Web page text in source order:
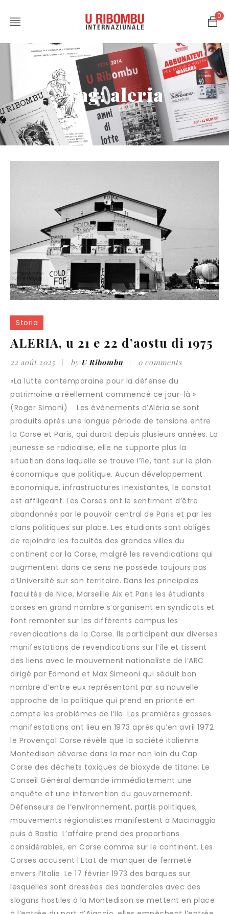
0
Tag: aleria
Storia
ALERIA, u 21 e 22 d’aostu di 1975
22 août 2025 by U Ribombu 0 comments
«La lutte contemporaine pour la défense du patrimoine a réellement commencé ce jour-là » (Roger Simoni) Les évènements d’Aléria se sont produits après une longue période de tensions entre la Corse et Paris, qui durait depuis plusieurs années. La jeunesse se radicalise, elle ne supporte plus la situation dans laquelle se trouve l’île, tant sur le plan économique que politique. Aucun développement économique, infrastructures inexistantes, le constat est affligeant. Les Corses ont le sentiment d’être abandonnés par le pouvoir central de Paris et par les clans politiques sur place. Les étudiants sont obligés de rejoindre les facultés des grandes villes du continent car la Corse, malgré les revendications qui augmentent dans ce sens ne possède toujours pas d’Université sur son territoire. Dans les principales facultés de Nice, Marseille Aix et Paris les étudiants corses en grand nombre s’organisent en syndicats et font remonter sur les différents campus les revendications de la Corse. Ils participent aux diverses manifestations de revendications sur l’île et tissent des liens avec le mouvement nationaliste de l’ARC dirigé par Edmond et Max Simeoni qui séduit bon nombre d’entre eux représentant par sa nouvelle approche de la politique qui prend en priorité en compte les problèmes de l’ile. Les premières grosses manifestations ont lieu en 1973 après qu’en avril 1972 le Provençal Corse révèle que la société italienne Montedison déverse dans la mer non loin du Cap Corse des déchets toxiques de bioxyde de titane. Le Conseil Général demande immédiatement une enquête et une intervention du gouvernement. Défenseurs de l’environnement, partis politiques, mouvements régionalistes manifestent à Macinaggio puis à Bastia. L’affaire prend des proportions considérables, en Corse comme sur le continent. Les Corses accusent l’Etat de manquer de fermeté envers l’Italie. Le 17 février 1973 des barques sur lesquelles sont dressées des banderoles avec des slogans hostiles à la Montedison se mettent en place à l’entrée du port d’Ajaccio, elles empêchent l’entrée du Monte Cinto puis du Napoléon dans le port. Simultanément à Bastia, les embarcations de manifestants empêchent l’entrée du Fred Scamaroni. A 17h une grande manifestation est organisée à Bastia. Le rassemblement a lieu devant le Palais de justice et derrière une banderole « Halte aux boues rouges, légitime défense » le cortège descend le boulevard Paoli vers la sous- préfecture. Plus de 3000 personnes se retrouvent devant les grilles du bâtiment. Lorsque la délégation menée par Edmond Simeoni se présente pour entrer, un groupe force le passage et s’engouffre dans les locaux. Quelques bureaux sont saccagés, les dossiers jetés par les fenêtres, le drapeau à tête de maure hissé au balcon du bâtiment. La manifestation dégénère, le sous-préfet Miguet est molesté, il lui est reproché ses prises de position politiques partisanes. Edmond Simeoni porte-parole de l’ARC et Vincent Duriani adjoint communiste au maire de Bastia sont arrêtés et emprisonnés pendant 10 jours. Le 26 février 1973 à l’appel du comité anti boues rouges d’Ajaccio la grève générale est déclarée et largement suivie dans l’île. Des manifestations ont lieu également à Toulon et Marseille. Le 15 septembre 1973 à Livourne est prononcé un jugement interdisant l’appareillage des deux bateaux de la Montedison concernés par le déversement des boues rouges. Dans la baie de Follonica un de ces navires est plastiqué et mis hors d’état de nuire pendant plusieurs semaines. Paris Match dévoilera sous la plume du journaliste François Peretti que l’action a été menée par le « Fronte paesanu corsu di liberazione » organisation clandestine créée depuis peu. En mai 1973, à Marseille dans le grand amphithéâtre de la faculté des sciences se tient un meeting pour faire état de la situation, il est suivi d’un important défilé dans les rues de la ville, pour la première fois, on entend le Diu Salvi Regina sur la Canebière. Le procès aura lieu le 27 avril à Livourne. Le Conseil Général de la Corse représenté par Ambroise Fieschi, vice-président, les villes de Bastia, Marseille et Nice, la jeune Chambre Economique d’Ajaccio ont été déboutés de leurs demandes de constitution de partie civile. Malgré cela, les divers experts italiens et français ont démontré les actions polluantes de la Montedison qui condamnée a accepté de recycler à terre les déchets, et d’autre part de procéder avant 1975 à l’installation des épurateurs qui entraineront la cessation de toute immersion des déchets en Méditerranée. Dans la même période, les revendications des agriculteurs sont nombreuses. Ils revendiquent une égalité de traitement avec les rapatriés d’Algérie qui bénéficiaient d’aides de l’Etat pour s’installer avec un taux plus favorable que celui accordé aux jeunes agriculteurs corses. A la fin des années 1950, l’Etat français a lancé un programme de valorisation de la plaine orientale. Les rapatriés d’Algérie seront environ 20000 à bénéficier de l’essentiel des lots distribués dans des conditions financières jamais consenties aux jeunes agriculteurs insulaires. En 1957 est créée la SOMIVAC, société d’économie mixte qui a pour objet officiellement la mise en valeur de la plaine orientale alors en friche. La création d’exploitations agricoles débute à Ghisonaccia sur « la terre des communs » d’Alzitone où une vingtaine de lots d’une superficie de 30 hectares chacun furent aménagés. Ces terres depuis toujours dans l’indivision appartiennent à l’ensemble des habitants de plusieurs villages alentour. Ils pouvaient cultiver une parcelle de ces terrains comme ils le voulaient. Si la parcelle restait inculte pendant trois années consécutives, n’importe quel ressortissant du canton pouvait en disposer. Personne ne s’opposa à cette transaction avec la SOMIVAC car la population considérait que c’était un bien pour le canton. Des fermes furent créées, entièrement équipées d’un réseau d’irrigation. Chacune d’entre elle possédait une maison d’habitation et un bâtiment d’exploitation. Un bail symbolique de 50 ans était proposé avec un cahier des charges imposant la pratique des cultures irriguées. Les candidats devaient payer 50.000 francs à la signature. Cette somme importante à l’époque a découragé bon nombre de jeunes agriculteurs insulaires. La quasi-totalité des lots SOMIVAC d’Alzitone fut attribuée aux rapatriés d’Algérie en suspendant l’obligation de paiement à la signature ainsi que le respect du cahier des charges. Des crédits spéciaux furent accordés à la SOMIVAC par l’Etat pour continuer l’œuvre de réinstallation en achetant 2000 hectares du domaine de la FORTEF à Prunelli di Fiumorbu. La population locale qui avait accepté que les rapatriés qui avaient tout perdu retrouvent un toit et la possibilité de travailler la terre comme ils le faisaient dans la Mitidja en Algérie, commença à se rebeller lorsqu’elle réalisa qu’on allait encore attribuer la prochaine tranche aux rapatriés alors que ceux qui avaient choisi l’exode massif de 1960 étaient déjà installés. La SOMIVAC n’hésite pas à acheminer de futurs acquéreurs depuis Toulouse pour qu’ils puissent visiter les lots disponibles. Les populations d’Abbazia et Migliacciaru prirent alors conscience de la spoliation dont elles étaient victimes. Une première vague d’attentats contre les fermes inoccupées eu lieu. Les slogans encore visibles aujourd’hui inscrits sur les murs dénonçaient la SOMIVAC et le clan. Il ne fut jamais fait allusion aux rapatriés. En plus de leur installation, des prêts spéciaux aux rapatriés accordés par le Crédit Agricole à la demande de l’Etat auxquels venaient s’ajouter les IPP (Interventions sur Propriétés Privées) de la SOMIVAC pour la mise en culture, ainsi que des prêts de « mise en valeur » hors quota de l’encadrement du crédit en vigueur à l’époque. Autrement dit, pour les rapatriés tout était pris en compte, soit financé par l’Etat, soit grâce à des mesures dérogatoires dont ils étaient les seuls à en bénéficier. Pour les agriculteurs corses dits « de droit commun » ils devaient hypothéquer tous leurs biens familiaux pour obtenir un prêt souvent différé d’un mois voire même d’un an à cause de l’encadrement du crédit qui leur était appliqué. Les prêts des jeunes agriculteurs corses étaient plafonnés à 150.000 francs avec ce système. Henri Depeille propriétaire de la cave d’Aléria affirmait qu’il n’avait obtenu « que 14000 francs l’hectare » comme tout le monde. Il oubliait de préciser qu’il avait mis près de 10.000 hectares en culture, soit l’équivalent de 10 millions de francs de l’époque obtenus en financements spéciaux. Cette différence de traitement des dossiers par le Crédit Agricole qui se comportait comme un banquier mais ne remplissait pas son rôle de mutualiste auprès des agriculteurs comme le veut sa vocation première était due au fait que cet établissement voulait éviter les impayés en accordant les prêts plutôt aux rapatriés car ils étaient garantis dans leur quasi-totalité par l’Etat. Les premiers signes de révolte apparurent en août 1974 avec l’occupation de la Direction Départementale de l’Agriculture et l’affaire Degos du nom de son directeur. Le 27 août la FDSEA organise une manifestation à Ajaccio. Une délégation est reçue à la Direction Départementale de l’Agriculture par le directeur Guy Degos. Le ton monte avec les syndicalistes qui lui reprochent de favoriser les «colons » de la plaine orientale aux dépens des petits producteurs corses. S’en suivent des bousculades, Guy Degos se trouve déculotté, un sac de jute sur la tête. La photographie du fonctionnaire se trouvera le lendemain matin dans le Provençal Corse. Cette action strictement syndicale fut violemment condamnée par les chefs de clans locaux la qualifiant comme une « action dirigée contre l’Administration française ». Le Préfet Jacques Delaunay très en colère estime que c’est « une atteinte à la dignité de l’Etat ». Il fait procéder à l’arrestation d’une dizaine de responsables syndicaux